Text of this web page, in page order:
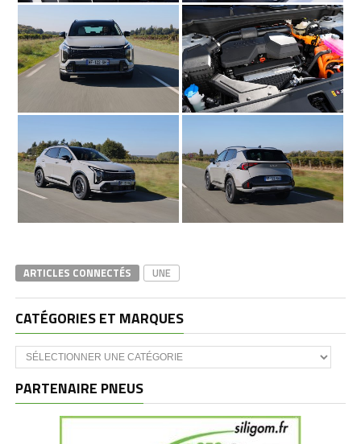
ARTICLES CONNECTÉS UNE
CATÉGORIES ET MARQUES
Catégories
et
PARTENAIRE PNEUS